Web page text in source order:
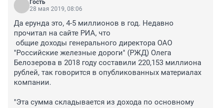
Гость
28 мая 2019, 08:06
Да ерунда это, 4-5 миллионов в год. Недавно
прочитал на сайте РИА, что
общие доходы генерального директора ОАО
"Российские железные дороги" (РЖД) Олега
Белозерова в 2018 году составили 220,153 миллиона
рублей, так говорится в опубликованных материалах
компании.
"Эта сумма складывается из дохода по основному